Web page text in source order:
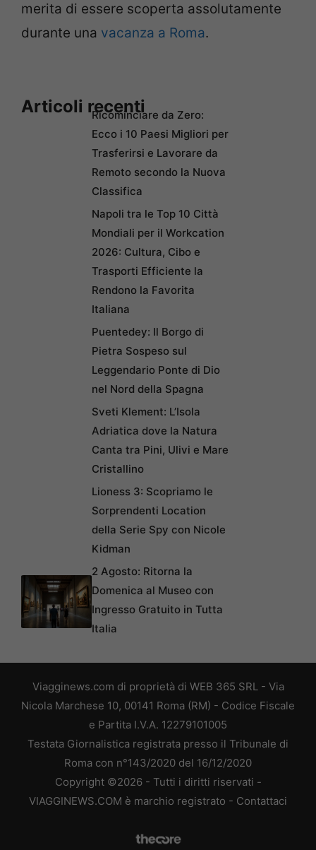
merita di essere scoperta assolutamente
durante una vacanza a Roma.
Articoli recentiRicominciare da Zero:
Ecco i 10 Paesi Migliori per
Trasferirsi e Lavorare da
Remoto secondo la Nuova
Classifica
Napoli tra le Top 10 Città
Mondiali per il Workcation
2026: Cultura, Cibo e
Trasporti Efficiente la
Rendono la Favorita
Italiana
Puentedey: Il Borgo di
Pietra Sospeso sul
Leggendario Ponte di Dio
nel Nord della Spagna
Sveti Klement: L’Isola
Adriatica dove la Natura
Canta tra Pini, Ulivi e Mare
Cristallino
Lioness 3: Scopriamo le
Sorprendenti Location
della Serie Spy con Nicole
Kidman
2 Agosto: Ritorna la
Domenica al Museo con
Ingresso Gratuito in Tutta
Italia
Viagginews.com di proprietà di WEB 365 SRL - Via
Nicola Marchese 10, 00141 Roma (RM) - Codice Fiscale
e Partita I.V.A. 12279101005
Testata Giornalistica registrata presso il Tribunale di
Roma con n°143/2020 del 16/12/2020
Copyright ©2026 - Tutti i diritti riservati -
VIAGGINEWS.COM è marchio registrato - Contattaci